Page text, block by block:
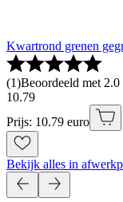
Kwartrond grenen
(1)Beoordeeld met
10.79
Prijs: 10.79 euro
Bekijk alles in